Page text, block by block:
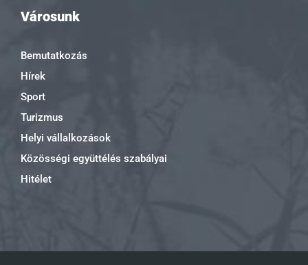
Városunk
Bemutatkozás
Hírek
Sport
Turizmus
Helyi vállalkozások
Közösségi együttélés szabályai
Hitélet